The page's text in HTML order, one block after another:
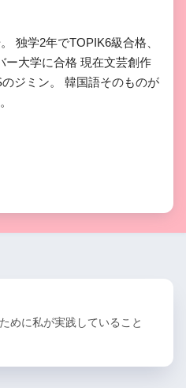
独学2年でTOPIK6級合格、
ー大学に合格 現在文芸創作
ジミン。 韓国語そのものが
めに私が実践していること